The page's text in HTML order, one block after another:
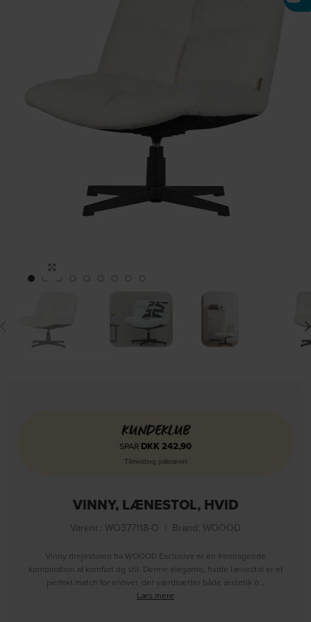
KUNDEKLUB
SPAR DKK 242,90
Tilmelding påkrævet
VINNY, LÆNESTOL, HVID
Varenr.: WO377118-O Brand: WOOOD
Vinny drejestolen fra WOOOD Exclusive er en fremragende
kombination af komfort og stil. Denne elegante, hvide lænestol er et
perfekt match for enhver, der værdsætter både æstetik o…
Læs mere